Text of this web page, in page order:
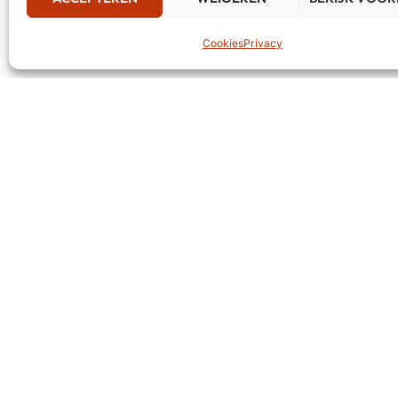
CookiesPrivacy